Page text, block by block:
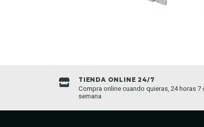
TIENDA ONLINE 24/7
Compra online cuando quieras, 24 horas 7
semana